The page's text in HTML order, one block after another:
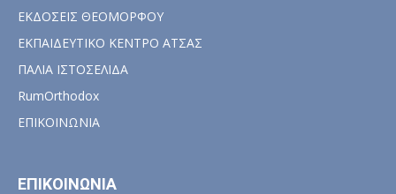
ΕΚΔΟΣΕΙΣ ΘΕΟΜΟΡΦΟΥ
ΕΚΠΑΙΔΕΥΤΙΚΟ ΚΕΝΤΡΟ ΑΤΣΑΣ
ΠΑΛΙΑ ΙΣΤΟΣΕΛΙΔΑ
RumOrthodox
ΕΠΙΚΟΙΝΩΝΙΑ
ΕΠΙΚΟΙΝΩΝΙΑ